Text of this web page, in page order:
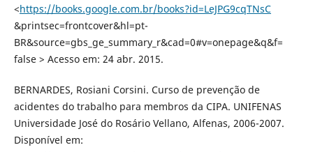
<https://books.google.com.br/books?id=LeJPG9cqTNsC
&printsec=frontcover&hl=pt-
BR&source=gbs_ge_summary_r&cad=0#v=onepage&q&f=
false > Acesso em: 24 abr. 2015.
BERNARDES, Rosiani Corsini. Curso de prevenção de
acidentes do trabalho para membros da CIPA. UNIFENAS
Universidade José do Rosário Vellano, Alfenas, 2006-2007.
Disponível em: